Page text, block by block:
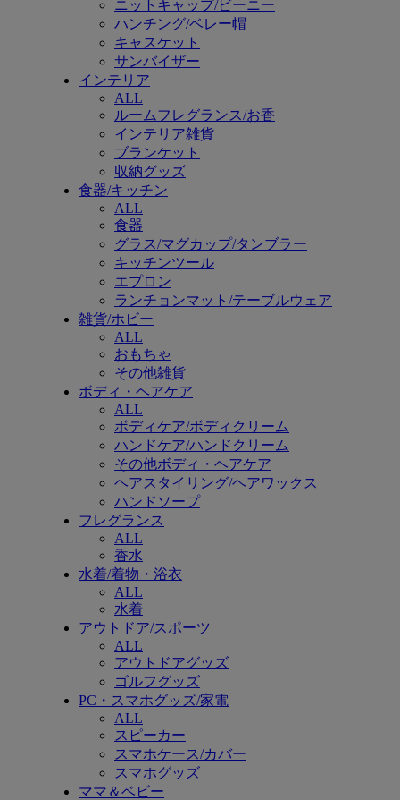
ニットキャップ/ビーニー
ハンチング/ベレー帽
キャスケット
サンバイザー
インテリア
ALL
ルームフレグランス/お香
インテリア雑貨
ブランケット
収納グッズ
食器/キッチン
ALL
食器
グラス/マグカップ/タンブラー
キッチンツール
エプロン
ランチョンマット/テーブルウェア
雑貨/ホビー
ALL
おもちゃ
その他雑貨
ボディ・ヘアケア
ALL
ボディケア/ボディクリーム
ハンドケア/ハンドクリーム
その他ボディ・ヘアケア
ヘアスタイリング/ヘアワックス
ハンドソープ
フレグランス
ALL
香水
水着/着物・浴衣
ALL
水着
アウトドア/スポーツ
ALL
アウトドアグッズ
ゴルフグッズ
PC・スマホグッズ/家電
ALL
スピーカー
スマホケース/カバー
スマホグッズ
ママ＆ベビー